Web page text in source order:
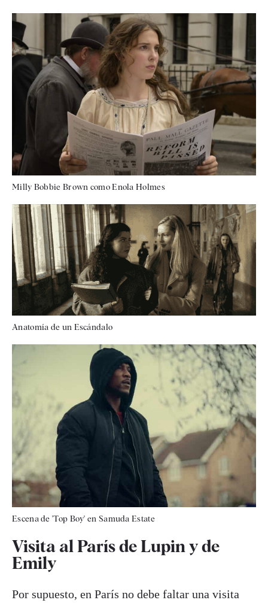
Milly Bobbie Brown como Enola Holmes
Anatomía de un Escándalo
Escena de 'Top Boy' en Samuda Estate
Visita al París de Lupin y de
Emily
Por supuesto, en París no debe faltar una visita